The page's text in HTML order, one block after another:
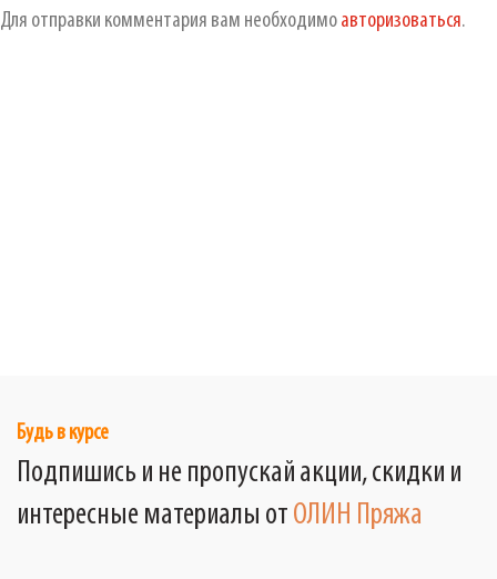
Для отправки комментария вам необходимо авторизоваться.
Будь в курсе
Подпишись и не пропускай акции, скидки и
интересные материалы от ОЛИН Пряжа